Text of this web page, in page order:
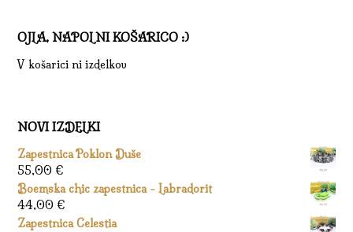
OJLA, NAPOLNI KOŠARICO :)
V košarici ni izdelkov
NOVI IZDELKI
Zapestnica Poklon Duše
55,00 €
Boemska chic zapestnica - Labradorit
44,00 €
Zapestnica Celestia